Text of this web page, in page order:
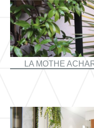
LA MOTHE